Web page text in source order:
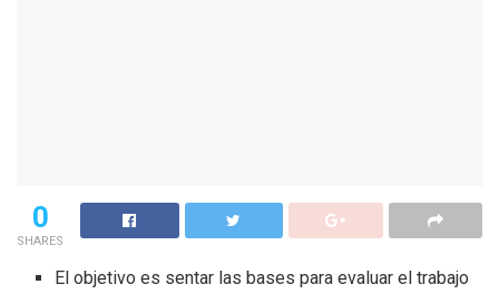
0
SHARES
El objetivo es sentar las bases para evaluar el trabajo